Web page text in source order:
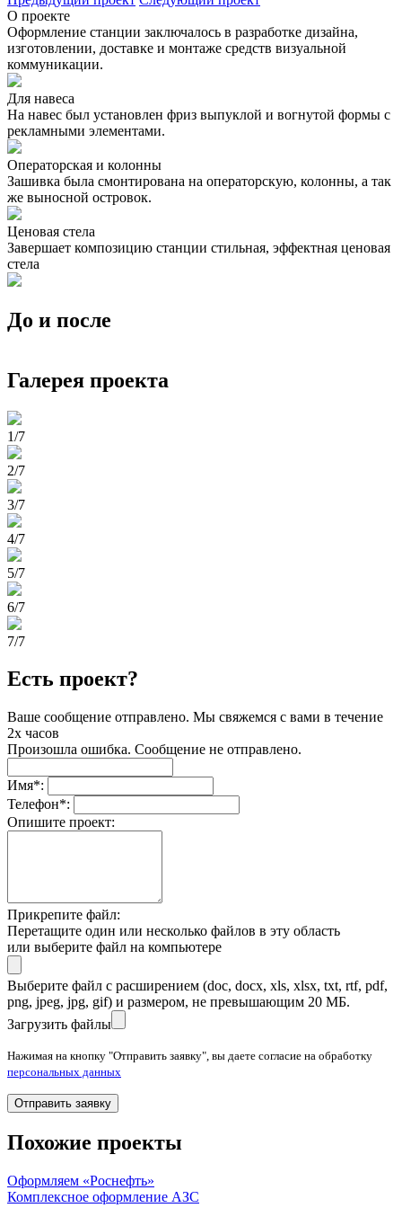
О проекте
Оформление станции заключалось в разработке дизайна,
изготовлении, доставке и монтаже средств визуальной
коммуникации.
Для навеса
На навес был установлен фриз выпуклой и вогнутой формы с
рекламными элементами.
Операторская и колонны
Зашивка была смонтирована на операторскую, колонны, а так
же выносной островок.
Ценовая стела
Завершает композицию станции стильная, эффектная ценовая
стела
До и после
Галерея проекта
1/7
2/7
3/7
4/7
5/7
6/7
7/7
Есть проект?
Ваше сообщение отправлено. Мы свяжемся с вами в течение
2х часов
Произошла ошибка. Сообщение не отправлено.
Имя*:
Телефон*:
Опишите проект:
Прикрепите файл:
Перетащите один или несколько файлов в эту область
или выберите файл на компьютере
Выберите файл с расширением (doc, docx, xls, xlsx, txt, rtf, pdf,
png, jpeg, jpg, gif) и размером, не превышающим 20 МБ.
Загрузить файлы
Нажимая на кнопку "Отправить заявку", вы даете согласие на обработку
персональных данных
Отправить заявку
Похожие проекты
Оформляем «Роснефть»
Комплексное оформление АЗС